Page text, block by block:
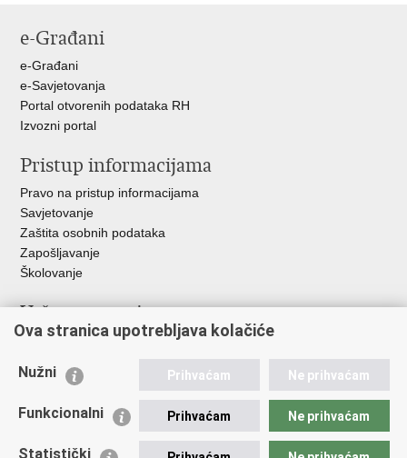
e-Građani
e-Građani
e-Savjetovanja
Portal otvorenih podataka RH
Izvozni portal
Pristup informacijama
Pravo na pristup informacijama
Savjetovanje
Zaštita osobnih podataka
Zapošljavanje
Školovanje
Važne poveznice
Ministarstvo unutarnjih poslova
Udruge
Policijska akademija
Ova stranica upotrebljava kolačiće
Nužni Prihvaćam Ne prihvaćam
Funkcionalni Prihvaćam Ne prihvaćam
Statistički